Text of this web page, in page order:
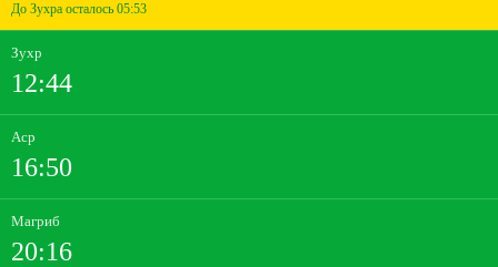
До Зухра осталось 05:53
Зухр
12:44
Аср
16:50
Магриб
20:16